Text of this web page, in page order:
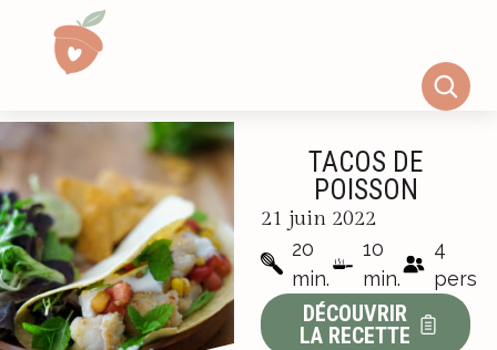
TACOS DE
POISSON
21 juin 2022
20
min.
10
min.
4
pers
DÉCOUVRIR
LA RECETTE